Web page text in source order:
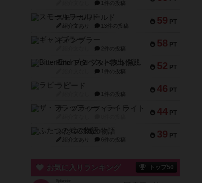
1件の投稿
59 PT
スモールワールド
紹介文あり 13件の投稿
58 PT
ギャンブラー
2件の投稿
52 PT
Bitter End ブタペスト救出作戦
1件の投稿
46 PT
ラピード
1件の投稿
44 PT
ザ・フラッフィー・ライト
39 PT
ふたつの城の物語
紹介文あり 6件の投稿
お気に入りランキング トップ50